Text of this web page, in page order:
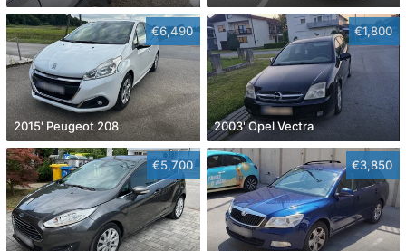
€6,490
2015' Peugeot 208
€1,800
2003' Opel Vectra
€5,700 €3,850